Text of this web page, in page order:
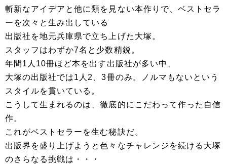
斬新なアイデアと他に類を見ない本作りで、ベストセラ
ーを次々と生み出している
出版社を地元兵庫県で立ち上げた大塚。
スタッフはわずか7名と少数精鋭。
年間1人10冊ほど本を出す出版社が多い中、
大塚の出版社では1人2、3冊のみ。ノルマもないという
スタイルを貫いている。
こうして生まれるのは、徹底的にこだわって作った自信
作。
これがベストセラーを生む秘訣だ。
出版界を盛り上げようと色々なチャレンジを続ける大塚
のさらなる挑戦は・・・